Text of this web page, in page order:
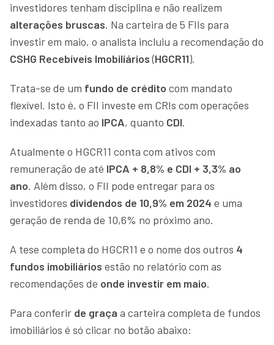
investidores tenham disciplina e não realizem
alterações bruscas. Na carteira de 5 FIIs para
investir em maio, o analista incluiu a recomendação do
CSHG Recebíveis Imobiliários(HGCR11).
Trata-se de um fundo de crédito com mandato
flexível. Isto é, o FII investe em CRIs com operações
indexadas tanto ao IPCA, quanto CDI.
Atualmente o HGCR11 conta com ativos com
remuneração de até IPCA + 8,8% e CDI + 3,3% ao
ano. Além disso, o FII pode entregar para os
investidores dividendos de 10,9% em 2024 e uma
geração de renda de 10,6% no próximo ano.
A tese completa do HGCR11 e o nome dos outros 4
fundos imobiliários estão no relatório com as
recomendações de onde investir em maio.
Para conferir de graça a carteira completa de fundos
imobiliários é só clicar no botão abaixo: